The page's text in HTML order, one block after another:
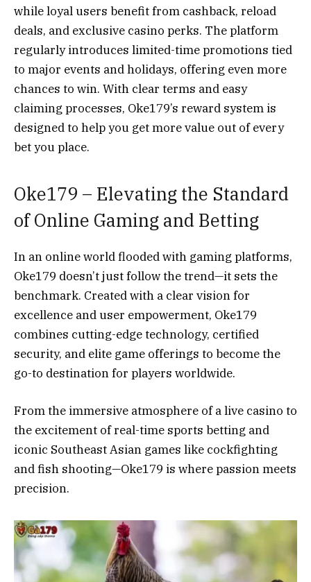
while loyal users benefit from cashback, reload
deals, and exclusive casino perks. The platform
regularly introduces limited-time promotions tied
to major events and holidays, offering even more
chances to win. With clear terms and easy
claiming processes, Oke179’s reward system is
designed to help you get more value out of every
bet you place.
Oke179 – Elevating the Standard
of Online Gaming and Betting
In an online world flooded with gaming platforms,
Oke179 doesn’t just follow the trend—it sets the
benchmark. Created with a clear vision for
excellence and user empowerment, Oke179
combines cutting-edge technology, certified
security, and elite game offerings to become the
go-to destination for players worldwide.
From the immersive atmosphere of a live casino to
the excitement of real-time sports betting and
iconic Southeast Asian games like cockfighting
and fish shooting—Oke179 is where passion meets
precision.